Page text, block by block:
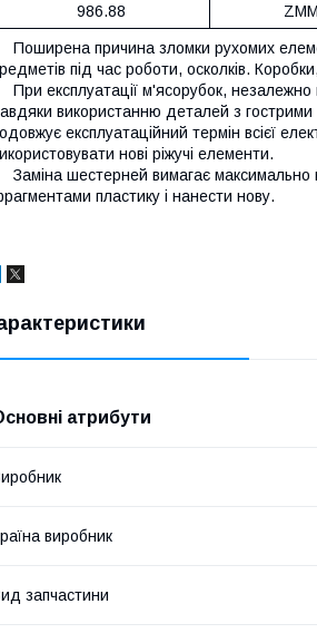
986.88
Поширена причина зломки рухомих
під час роботи, осколків.
При експлуатації м'ясорубок, незалежно
використанню деталей з
експлуатаційний термін всієї
нові ріжучі елементи.
Заміна шестерней вимагає максимально
пластику і нанести нову.
атрибути
виробник
запчастини